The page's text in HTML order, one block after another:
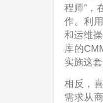
程师”，
作。利
和运维
库的
实施这
相反，
需求从